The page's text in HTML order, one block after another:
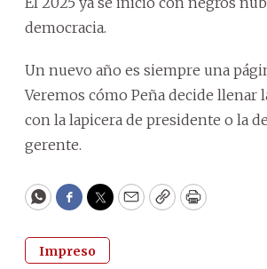
democracia.
Un nuevo año es siempre una
Veremos cómo Peña decide llenar
con la lapicera de presidente o la
gerente.
WhatsApp
Facebook
Twitter
EmailCopyPrint
Impreso